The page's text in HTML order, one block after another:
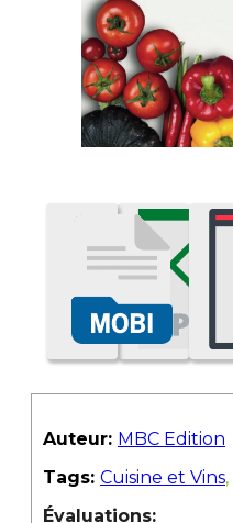
Auteur: MBC Edition
Tags: Cuisine et Vins,
Évaluations: